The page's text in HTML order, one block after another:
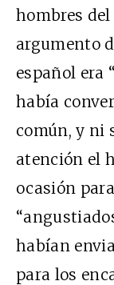
hombres del
argumento
español era
había
común, y ni
atención el
ocasión
habían
para los